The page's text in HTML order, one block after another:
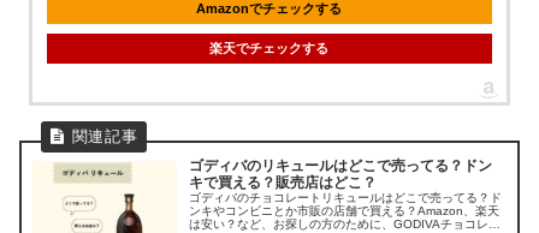
Amazonでチェックする
楽天でチェックする
ゴディバのリキュールはどこで売ってる？ドン
キで買える？販売店はどこ？
ゴディバのチョコレートリキュールはどこで売ってる？ド
ンキやコンビニとか市販の店舗で買える？Amazon、楽天
は安い？など、お探しの方のために、GODIVAチョコレー